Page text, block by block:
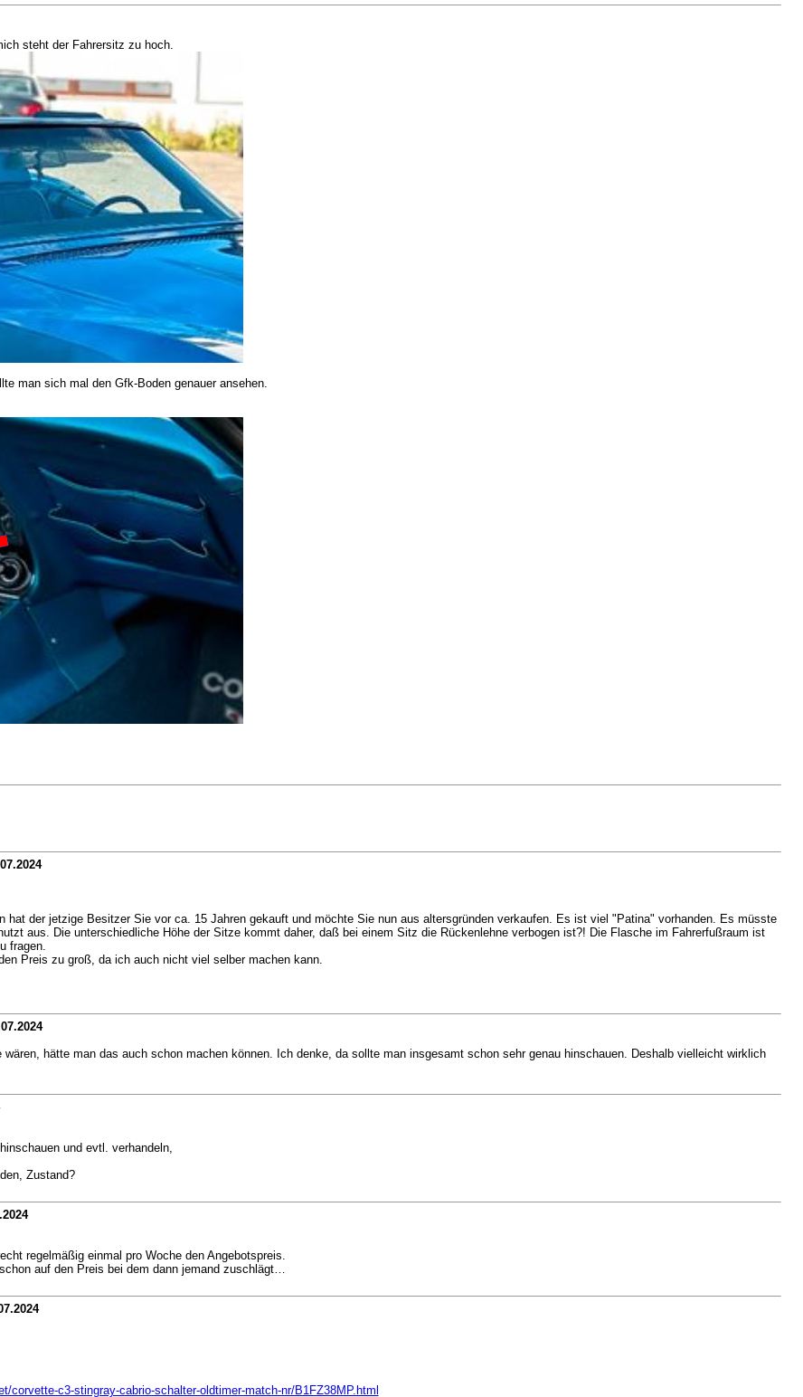
steht der Fahrersitz zu hoch.
man sich mal den Gfk-Boden genauer ansehen.
hat der jetzige Besitzer Sie vor ca. 15 Jahren gekauft und möchte Sie nun aus altersgründen verkaufen. Es ist viel "Patina" vorhanden. Es müsste
aus. Die unterschiedliche Höhe der Sitze kommt daher, daß bei einem Sitz die Rückenlehne verbogen ist?! Die Flasche im Fahrerfußraum ist
fragen.
Preis zu groß, da ich auch nicht viel selber machen kann.
hätte man das auch schon machen können. Ich denke, da sollte man insgesamt schon sehr genau hinschauen. Deshalb vielleicht wirklich
und evtl. verhandeln,
Zustand?
regelmäßig einmal pro Woche den Angebotspreis.
auf den Preis bei dem dann jemand zuschlägt…
c3-stingray-cabrio-schalter-oldtimer-match-nr/B1FZ38MP.html